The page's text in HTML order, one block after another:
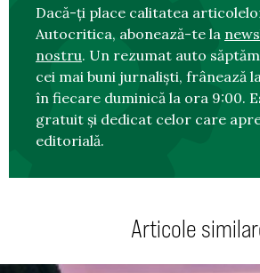
Dacă-ți place calitatea
Autocritica, abonează-te la
nostru. Un rezumat auto
cei mai buni jurnaliști, frânează
în fiecare duminică la ora 9:00.
gratuit și dedicat celor care
editorială.
Articole